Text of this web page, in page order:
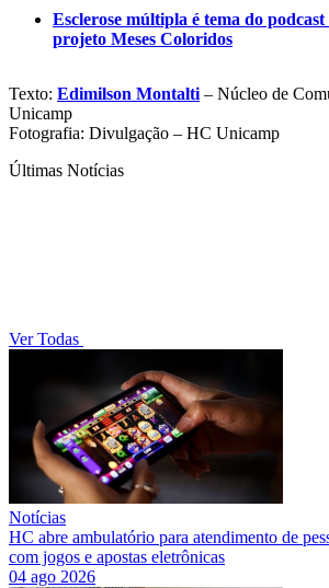
Esclerose múltipla é tema do podcast
projeto Meses Coloridos
Texto: Edimilson Montalti – Núcleo de
Unicamp
Fotografia: Divulgação – HC Unicamp
Últimas Notícias
Ver Todas
Notícias
HC abre ambulatório para atendimento de
com jogos e apostas eletrônicas
04 ago 2026